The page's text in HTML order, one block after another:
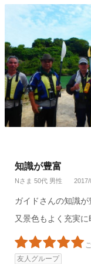
知識が豊富
Nさま 50代 男性
ガイドさんの知識が
又景色もよく充実に
友人グループ